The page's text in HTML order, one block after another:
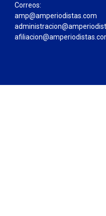
Correos:
amp@amperiodistas.com